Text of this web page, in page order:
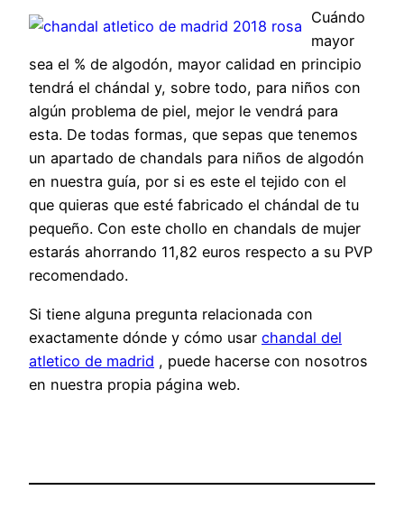
Cuándo
mayor
sea el % de algodón, mayor calidad en principio
tendrá el chándal y, sobre todo, para niños con
algún problema de piel, mejor le vendrá para
esta. De todas formas, que sepas que tenemos
un apartado de chandals para niños de algodón
en nuestra guía, por si es este el tejido con el
que quieras que esté fabricado el chándal de tu
pequeño. Con este chollo en chandals de mujer
estarás ahorrando 11,82 euros respecto a su PVP
recomendado.
Si tiene alguna pregunta relacionada con
exactamente dónde y cómo usar chandal del
atletico de madrid , puede hacerse con nosotros
en nuestra propia página web.